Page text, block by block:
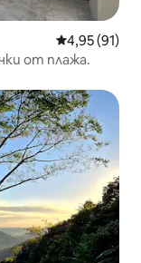
Средна
4,95 (91)
от плажа.